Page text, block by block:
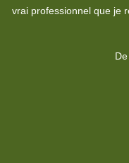
nettoyage du chantier